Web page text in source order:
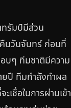
ทรัมป์มีส่วน
คืนวันจันทร์ ก่อนที่
อบๆ ทีมชาติมีความ
ยปี ทีมกำลังทำผล
เชื่อในการผ่านเข้า